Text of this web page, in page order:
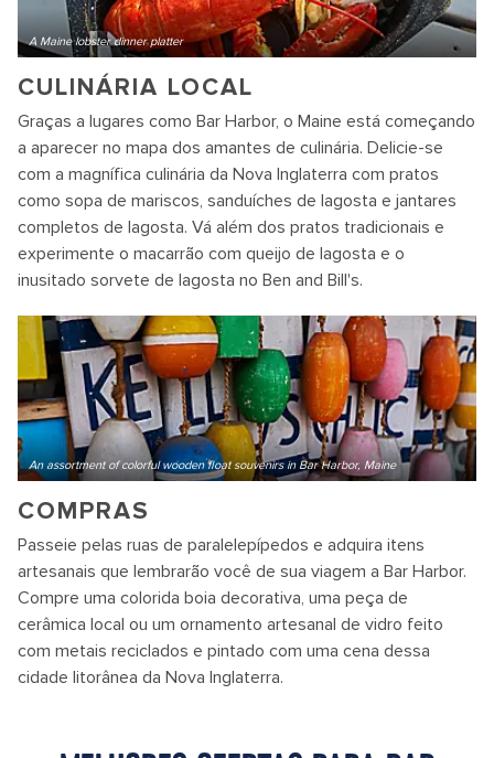
A Maine lobster dinner platter
CULINÁRIA LOCAL
Graças a lugares como Bar Harbor, o Maine está começando
a aparecer no mapa dos amantes de culinária. Delicie-se
com a magnífica culinária da Nova Inglaterra com pratos
como sopa de mariscos, sanduíches de lagosta e jantares
completos de lagosta. Vá além dos pratos tradicionais e
experimente o macarrão com queijo de lagosta e o
inusitado sorvete de lagosta no Ben and Bill's.
An assortment of colorful wooden float souvenirs in Bar Harbor, Maine
COMPRAS
Passeie pelas ruas de paralelepípedos e adquira itens
artesanais que lembrarão você de sua viagem a Bar Harbor.
Compre uma colorida boia decorativa, uma peça de
cerâmica local ou um ornamento artesanal de vidro feito
com metais reciclados e pintado com uma cena dessa
cidade litorânea da Nova Inglaterra.